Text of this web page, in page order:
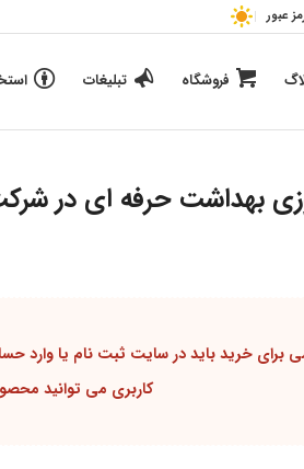
عبور
فروشگاه تبلیغات
بهداشت حرفه ای در
برای خرید باید در سایت ثبت نام یا وارد
کاربری می توانید